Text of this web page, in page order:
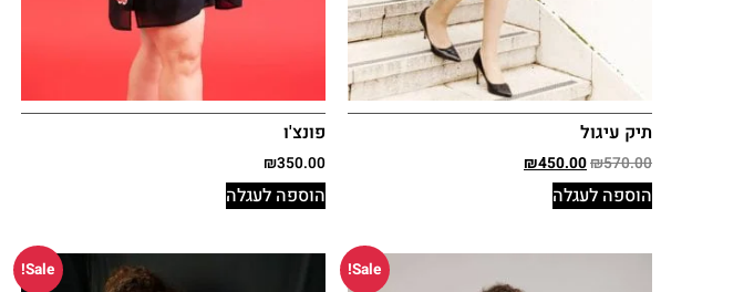
תיק עיגול
₪570.00
₪450.00
הוספה לעגלה
פונצ'ו
₪350.00
הוספה לעגלה
Sale!
Sale!